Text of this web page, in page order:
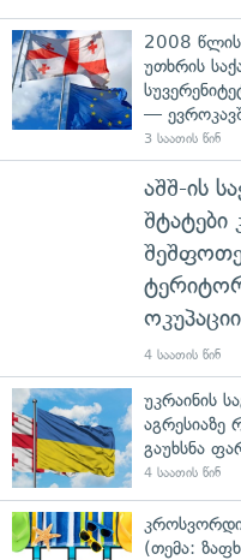
2008 წლის
უთხრის
—
3 საათის წინ
აშშ-ის
4 საათის წინ
უკრაინის
აგრესიაზე
გაუხსნა
4 საათის წინ
(თემა: